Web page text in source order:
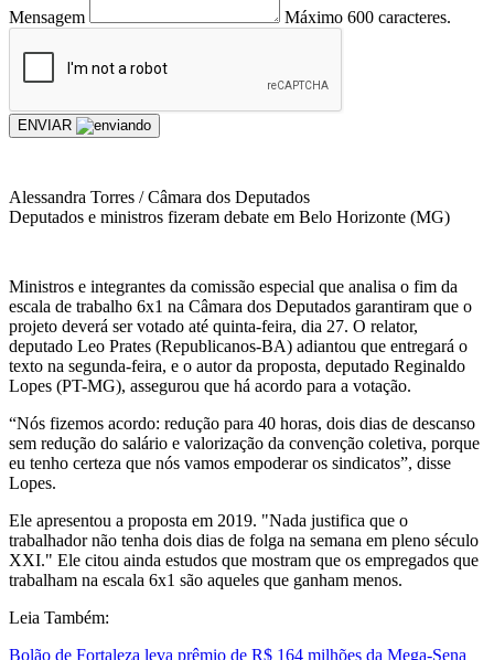
Mensagem Máximo 600 caracteres.
ENVIAR
Alessandra Torres / Câmara dos Deputados
Deputados e ministros fizeram debate em Belo Horizonte (MG)
Ministros e integrantes da comissão especial que analisa o fim da
escala de trabalho 6x1 na Câmara dos Deputados garantiram que o
projeto deverá ser votado até quinta-feira, dia 27. O relator,
deputado Leo Prates (Republicanos-BA) adiantou que entregará o
texto na segunda-feira, e o autor da proposta, deputado Reginaldo
Lopes (PT-MG), assegurou que há acordo para a votação.
“Nós fizemos acordo: redução para 40 horas, dois dias de descanso
sem redução do salário e valorização da convenção coletiva, porque
eu tenho certeza que nós vamos empoderar os sindicatos”, disse
Lopes.
Ele apresentou a proposta em 2019. "Nada justifica que o
trabalhador não tenha dois dias de folga na semana em pleno século
XXI." Ele citou ainda estudos que mostram que os empregados que
trabalham na escala 6x1 são aqueles que ganham menos.
Leia Também:
Bolão de Fortaleza leva prêmio de R$ 164 milhões da Mega-Sena